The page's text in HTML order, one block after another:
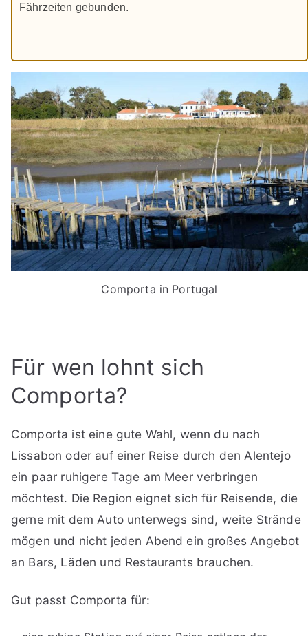
Fährzeiten gebunden.
Comporta in Portugal
Für wen lohnt sich
Comporta?
Comporta ist eine gute Wahl, wenn du nach
Lissabon oder auf einer Reise durch den Alentejo
ein paar ruhigere Tage am Meer verbringen
möchtest. Die Region eignet sich für Reisende, die
gerne mit dem Auto unterwegs sind, weite Strände
mögen und nicht jeden Abend ein großes Angebot
an Bars, Läden und Restaurants brauchen.
Gut passt Comporta für: